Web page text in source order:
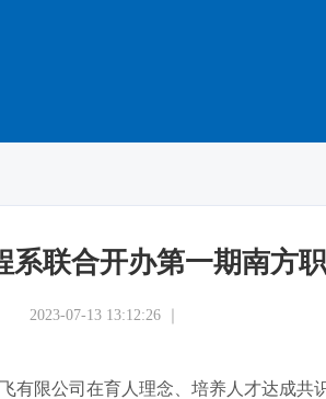
联合开办第一期南方
2023-07-13 13:12:26 ｜
限公司在育人理念、培养人才达成共